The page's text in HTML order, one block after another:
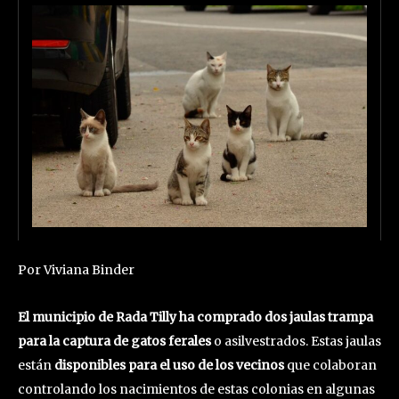
Por Viviana Binder
El municipio de Rada Tilly ha comprado dos jaulas trampa
para la captura de gatos feraleso asilvestrados. Estas jaulas
están disponibles para el uso de los vecinosque colaboran
controlando los nacimientos de estas colonias en algunas